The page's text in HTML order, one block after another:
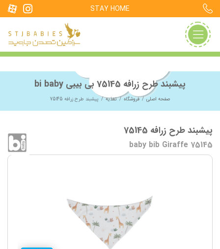
STAY HOME
پیشبند طرح زرافه 75145 بی بیبی bi baby
صفحه اصلی فروشگاه تغذیه پیشبند طرح زرافه 75145
پیشبند طرح زرافه 75145
baby bib Giraffe 75145